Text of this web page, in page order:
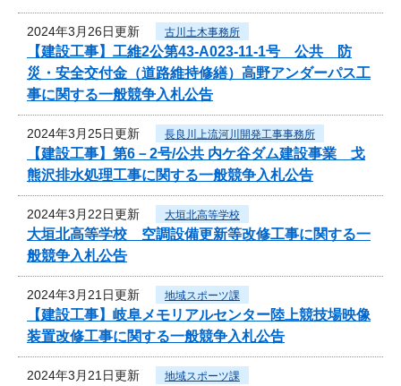
2024年3月26日更新 古川土木事務所
【建設工事】工維2公第43-A023-11-1号 公共 防
災・安全交付金（道路維持修繕）高野アンダーパス工
事に関する一般競争入札公告
2024年3月25日更新 長良川上流河川開発工事事務所
【建設工事】第6－2号/公共 内ケ谷ダム建設事業 戈
熊沢排水処理工事に関する一般競争入札公告
2024年3月22日更新 大垣北高等学校
大垣北高等学校 空調設備更新等改修工事に関する一
般競争入札公告
2024年3月21日更新 地域スポーツ課
【建設工事】岐阜メモリアルセンター陸上競技場映像
装置改修工事に関する一般競争入札公告
2024年3月21日更新 地域スポーツ課